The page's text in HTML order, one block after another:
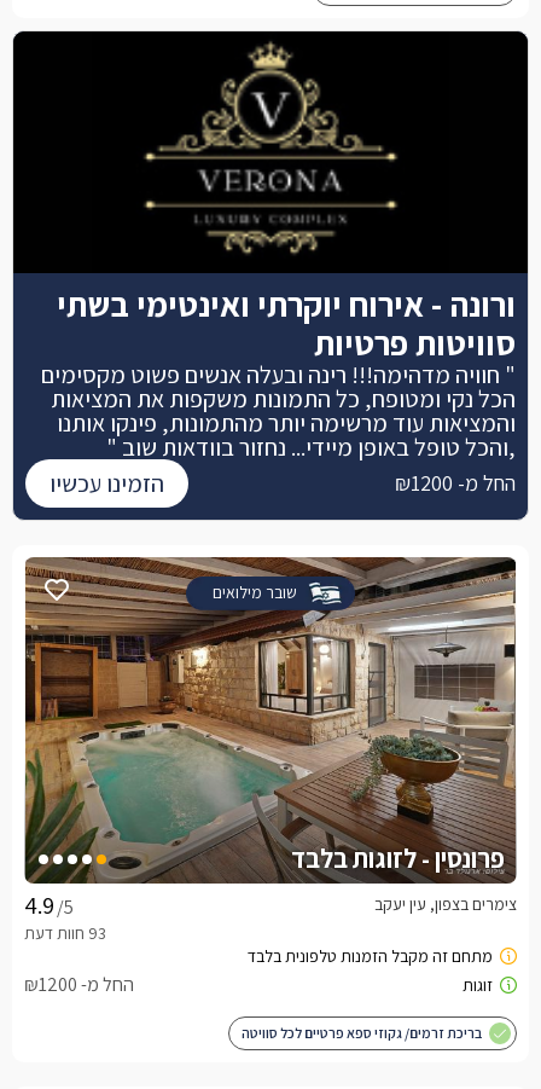
שובר מילואים
פרונסין - לזוגות בלבד
/5 צימרים בצפון, עין יעקב
החל מ- ₪1200
בריכת זרמים/ גקוזי ספא פרטיים לכל סוויטה
ורונה - אירוח יוקרתי ואינטימי בשתי
סוויטות פרטיות
" חוויה מדהימה!!! רינה ובעלה אנשים פשוט מקסימים
הכל נקי ומטופח, כל התמונות משקפות את המציאות
והמציאות עוד מרשימה יותר מהתמונות, פינקו אותנו
,והכל טופל באופן מיידי... נחזור בוודאות שוב "
החל מ- ₪1200 הזמינו עכשיו